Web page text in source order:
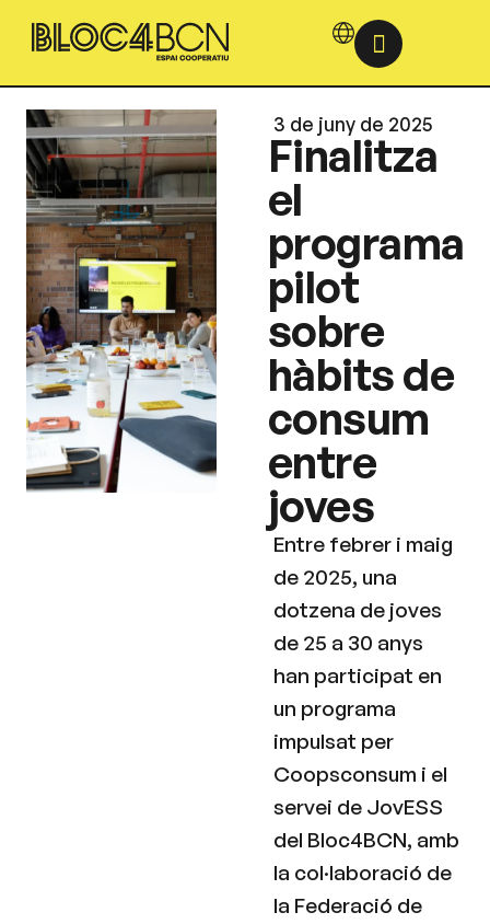
3 de juny de 2025
Finalitza
el
programa
pilot
sobre
hàbits de
consum
entre
joves
Entre febrer i maig
de 2025, una
dotzena de joves
de 25 a 30 anys
han participat en
un programa
impulsat per
Coopsconsum i el
servei de JovESS
del Bloc4BCN, amb
la col·laboració de
la Federació de